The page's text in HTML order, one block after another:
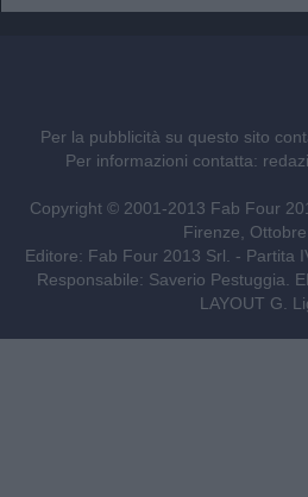
Per la pubblicità su questo sito
Per informazioni contatta:
Copyright © 2001-2013 Fab Four
Firenze,
Editore: Fab Four 2013 Srl. - Partita
Responsabile: Saverio Pestuggia.
LAYOUT G.